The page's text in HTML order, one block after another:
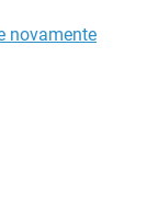
novamente